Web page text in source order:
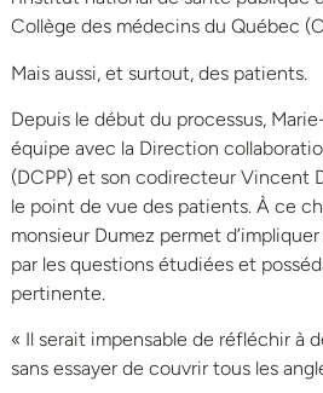
Collège des médecins du Québec
Mais aussi, et surtout, des patients.
Depuis le début du processus,
équipe avec la Direction
(DCPP) et son codirecteur Vincent
le point de vue des patients. À ce
monsieur Dumez permet
par les questions étudiées et
pertinente.
« Il serait impensable de réfléchir à
sans essayer de couvrir tous les